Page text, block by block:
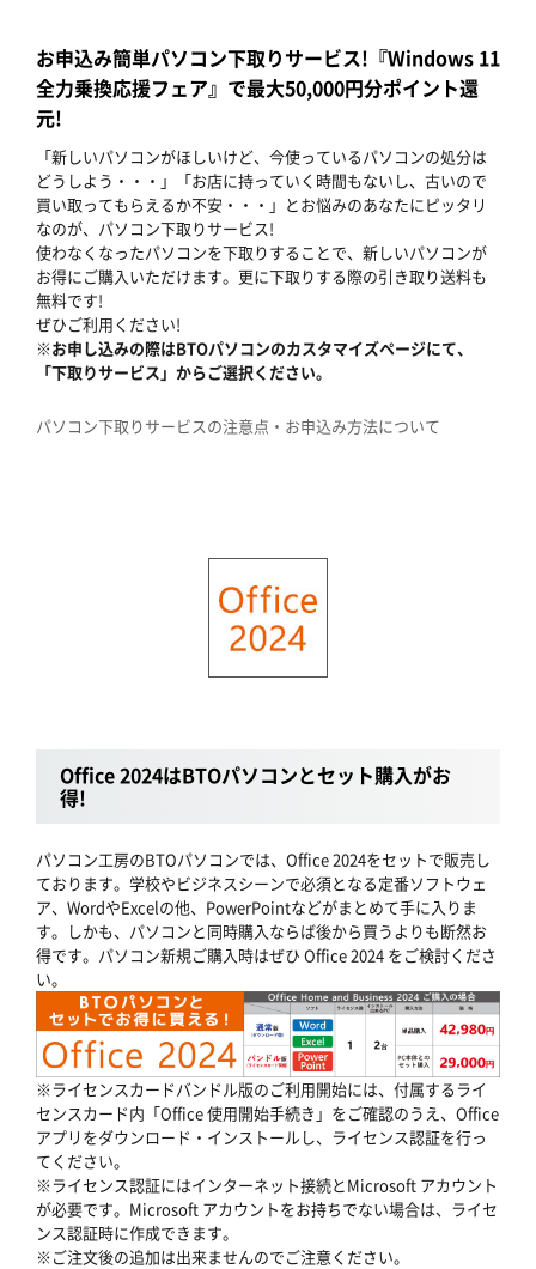
お申込み簡単パソコン下取りサービス!『Windows 11
全力乗換応援フェア』で最大50,000円分ポイント還
元!
「新しいパソコンがほしいけど、今使っているパソコンの処分は
どうしよう・・・」「お店に持っていく時間もないし、古いので
買い取ってもらえるか不安・・・」とお悩みのあなたにピッタリ
なのが、パソコン下取りサービス!
使わなくなったパソコンを下取りすることで、新しいパソコンが
お得にご購入いただけます。更に下取りする際の引き取り送料も
無料です!
ぜひご利用ください!
※お申し込みの際はBTOパソコンのカスタマイズページにて、
「下取りサービス」からご選択ください。
パソコン下取りサービスの注意点・お申込み方法について
Office 2024はBTOパソコンとセット購入がお
得!
パソコン工房のBTOパソコンでは、Office 2024をセットで販売し
ております。学校やビジネスシーンで必須となる定番ソフトウェ
ア、WordやExcelの他、PowerPointなどがまとめて手に入りま
す。しかも、パソコンと同時購入ならば後から買うよりも断然お
得です。パソコン新規ご購入時はぜひ Office 2024 をご検討くださ
い。
※ライセンスカードバンドル版のご利用開始には、付属するライ
センスカード内「Office 使用開始手続き」をご確認のうえ、Office
アプリをダウンロード・インストールし、ライセンス認証を行っ
てください。
※ライセンス認証にはインターネット接続とMicrosoft アカウント
が必要です。Microsoft アカウントをお持ちでない場合は、ライセ
ンス認証時に作成できます。
※ご注文後の追加は出来ませんのでご注意ください。